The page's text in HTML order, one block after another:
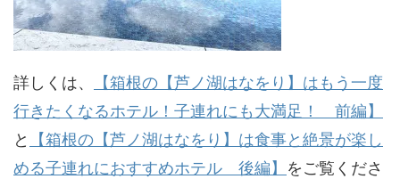
詳しくは、
【箱根の【芦ノ湖はなをり】はもう一度
行きたくなるホテル！子連れにも大満足！ 前編】
と
【箱根の【芦ノ湖はなをり】は食事と絶景が楽し
める子連れにおすすめホテル 後編】 をご覧くださ